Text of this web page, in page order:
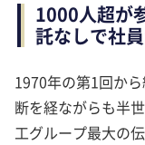
1000人超が
託なしで社
1970年の第1回か
断を経ながらも半
工グループ最大の